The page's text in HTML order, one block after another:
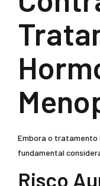
Embora o tratamento
fundamental
Risco